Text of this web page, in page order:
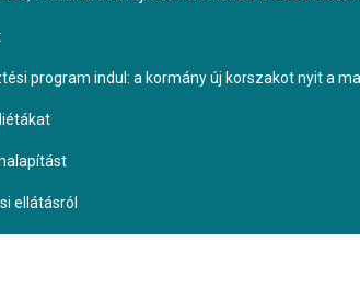
program indul: a kormány új korszakot nyit a
ellátásról